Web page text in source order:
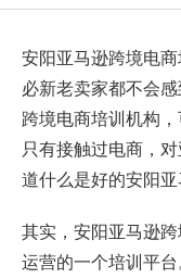
安阳亚马逊跨境电
必新老卖家都不会
跨境电商培训机构
只有接触过电商，
道什么是好的安阳亚
其实，安阳亚马逊
运营的一个培训平